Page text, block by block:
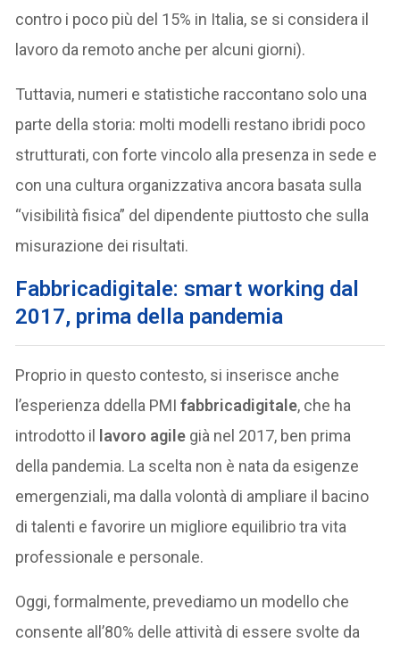
contro i poco più del 15% in Italia, se si considera il
lavoro da remoto anche per alcuni giorni).
Tuttavia, numeri e statistiche raccontano solo una
parte della storia: molti modelli restano ibridi poco
strutturati, con forte vincolo alla presenza in sede e
con una cultura organizzativa ancora basata sulla
“visibilità fisica” del dipendente piuttosto che sulla
misurazione dei risultati.
Fabbricadigitale: smart working dal
2017, prima della pandemia
Proprio in questo contesto, si inserisce anche
l’esperienza ddella PMIfabbricadigitale, che ha
introdotto il lavoro agile già nel 2017, ben prima
della pandemia. La scelta non è nata da esigenze
emergenziali, ma dalla volontà di ampliare il bacino
di talenti e favorire un migliore equilibrio tra vita
professionale e personale.
Oggi, formalmente, prevediamo un modello che
consente all’80% delle attività di essere svolte da